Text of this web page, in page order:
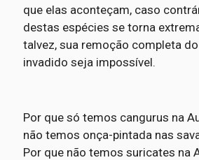
que elas aconteçam, caso
destas espécies se torna
talvez, sua remoção completa
invadido seja impossível.
Por que só temos cangurus na
não temos onça-pintada nas
Por que não temos suricates na